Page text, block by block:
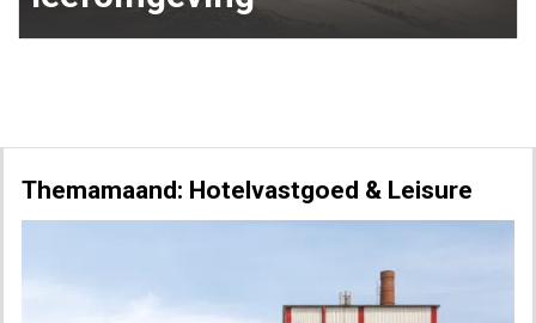
Themamaand: Hotelvastgoed & Leisure